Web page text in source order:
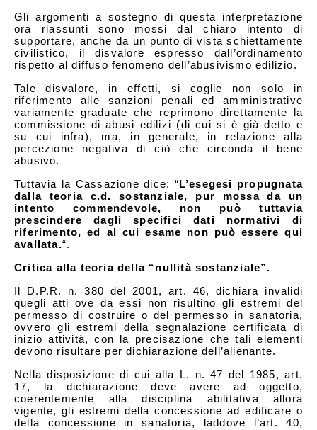
Gli argomenti a sostegno di questa interpretazione
ora riassunti sono mossi dal chiaro intento di
supportare, anche da un punto di vista schiettamente
civilistico, il disvalore espresso dall’ordinamento
rispetto al diffuso fenomeno dell’abusivismo edilizio.
Tale disvalore, in effetti, si coglie non solo in
riferimento alle sanzioni penali ed amministrative
variamente graduate che reprimono direttamente la
commissione di abusi edilizi (di cui si è già detto e
su cui infra), ma, in generale, in relazione alla
percezione negativa di ciò che circonda il bene
abusivo.
Tuttavia la Cassazione dice: “L’esegesi propugnata
dalla teoria c.d. sostanziale, pur mossa da un
intento commendevole, non può tuttavia
prescindere dagli specifici dati normativi di
riferimento, ed al cui esame non può essere qui
avallata.“.
Critica alla teoria della “nullità sostanziale”.
Il D.P.R. n. 380 del 2001, art. 46, dichiara invalidi
quegli atti ove da essi non risultino gli estremi del
permesso di costruire o del permesso in sanatoria,
ovvero gli estremi della segnalazione certificata di
inizio attività, con la precisazione che tali elementi
devono risultare per dichiarazione dell’alienante.
Nella disposizione di cui alla L. n. 47 del 1985, art.
17, la dichiarazione deve avere ad oggetto,
coerentemente alla disciplina abilitativa allora
vigente, gli estremi della concessione ad edificare o
della concessione in sanatoria, laddove l’art. 40,